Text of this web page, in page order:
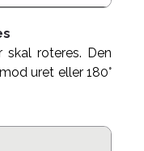
roteres. Den
uret eller 180°